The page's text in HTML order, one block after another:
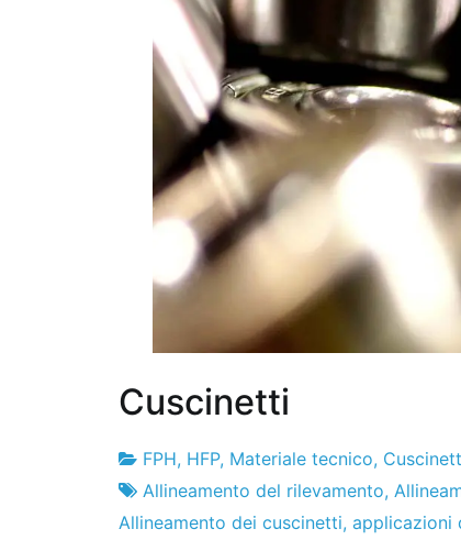
Cuscinetti
Fabbrica
di
13
de
FPH, HFP, Materiale tecnico,
Allineamento del rilevamento,
Allineamento dei cuscinetti, applicazioni